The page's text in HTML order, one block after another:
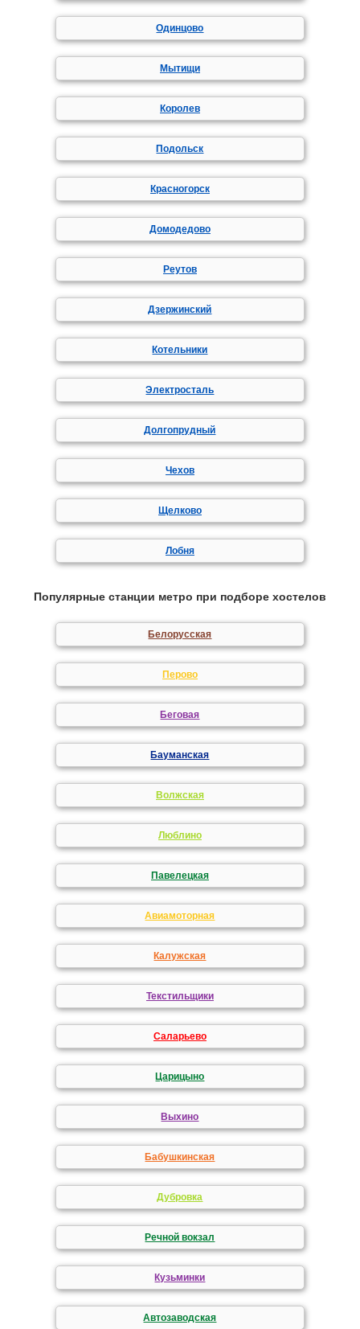
Одинцово
Мытищи
Королев
Подольск
Красногорск
Домодедово
Реутов
Дзержинский
Котельники
Электросталь
Долгопрудный
Чехов
Щелково
Лобня
Популярные станции метро при подборе хостелов
Белорусская
Перово
Беговая
Бауманская
Волжская
Люблино
Павелецкая
Авиамоторная
Калужская
Текстильщики
Саларьево
Царицыно
Выхино
Бабушкинская
Дубровка
Речной вокзал
Кузьминки
Автозаводская